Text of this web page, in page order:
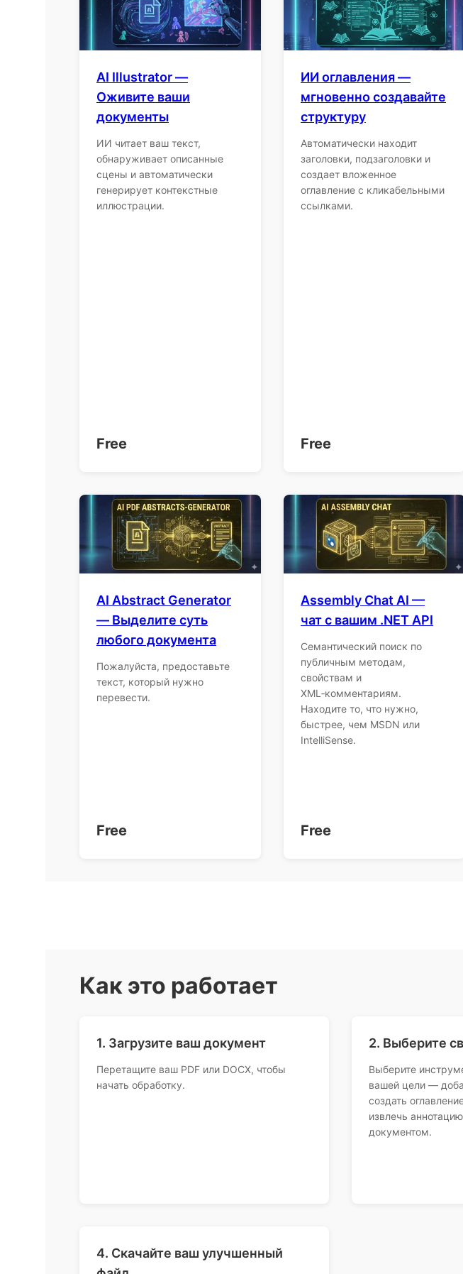
AI Illustrator —
Оживите ваши
документы
ИИ читает ваш текст,
обнаруживает описанные
сцены и автоматически
генерирует контекстные
иллюстрации.
Free
ИИ оглавления —
мгновенно создавайте
структуру
Автоматически находит
заголовки, подзаголовки и
создает вложенное
оглавление с кликабельными
ссылками.
Free
AI Abstract Generator
— Выделите суть
любого документа
Пожалуйста, предоставьте
текст, который нужно
перевести.
Free
Assembly Chat AI —
чат с вашим .NET API
Семантический поиск по
публичным методам,
свойствам и
XML‑комментариям.
Находите то, что нужно,
быстрее, чем MSDN или
IntelliSense.
Free
Как это работает
1. Загрузите ваш документ
Перетащите ваш PDF или DOCX, чтобы
начать обработку.
2. Выберите
Выберите
вашей цели —
создать
извлечь
документом.
4. Скачайте ваш улучшенный